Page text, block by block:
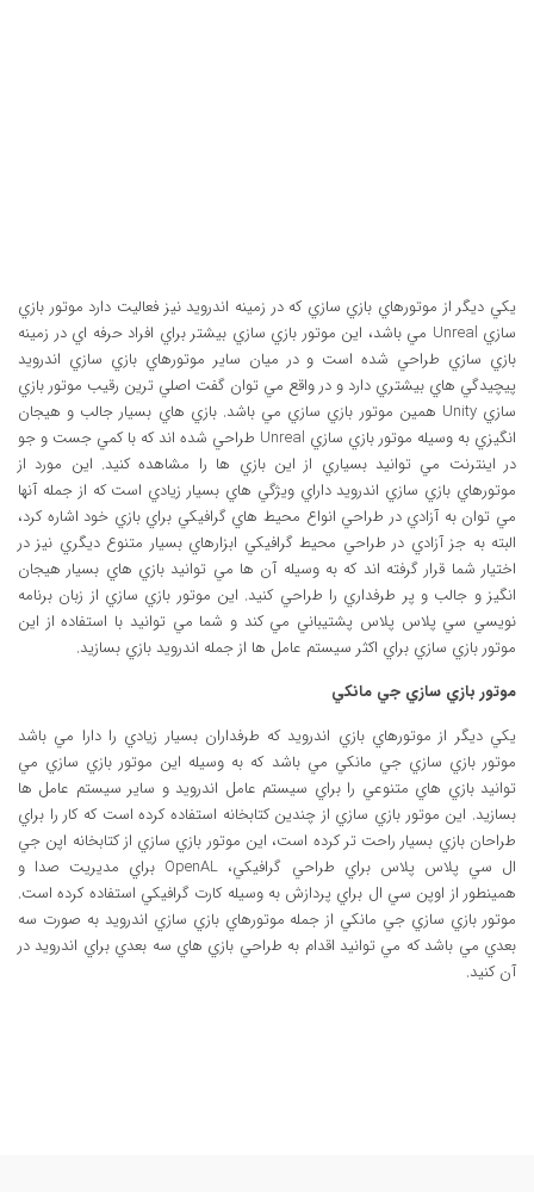
يکي ديگر از موتورهاي بازي سازي که در زمينه اندرويد نيز فعاليت دارد موتور بازي
سازي Unreal مي باشد، اين موتور بازي سازي بيشتر براي افراد حرفه اي در زمينه
بازي سازي طراحي شده است و در ميان ساير موتورهاي بازي سازي اندرويد
پيچيدگي هاي بيشتري دارد و در واقع مي توان گفت اصلي ترين رقيب موتور بازي
سازي Unity همين موتور بازي سازي مي باشد. بازي هاي بسيار جالب و هيجان
انگيزي به وسيله موتور بازي سازي Unreal طراحي شده اند که با کمي جست و جو
در اينترنت مي توانيد بسياري از اين بازي ها را مشاهده کنيد. اين مورد از
موتورهاي بازي سازي اندرويد داراي ويژگي هاي بسيار زيادي است که از جمله آنها
مي توان به آزادي در طراحي انواع محيط هاي گرافيکي براي بازي خود اشاره کرد،
البته به جز آزادي در طراحي محيط گرافيکي ابزارهاي بسيار متنوع ديگري نيز در
اختيار شما قرار گرفته اند که به وسيله آن ها مي توانيد بازي هاي بسيار هيجان
انگيز و جالب و پر طرفداري را طراحي کنيد. اين موتور بازي سازي از زبان برنامه
نويسي سي پلاس پلاس پشتيباني مي کند و شما مي توانيد با استفاده از اين
موتور بازي سازي براي اکثر سيستم عامل ها از جمله اندرويد بازي بسازيد.
موتور بازي سازي جي مانکي
يکي ديگر از موتورهاي بازي اندرويد که طرفداران بسيار زيادي را دارا مي باشد
موتور بازي سازي جي مانکي مي باشد که به وسيله اين موتور بازي سازي مي
توانيد بازي هاي متنوعي را براي سيستم عامل اندرويد و ساير سيستم عامل ها
بسازيد. اين موتور بازي سازي از چندين کتابخانه استفاده کرده است که کار را براي
طراحان بازي بسيار راحت تر کرده است، اين موتور بازي سازي از کتابخانه اپن جي
ال سي پلاس پلاس براي طراحي گرافيکي، OpenAL براي مديريت صدا و
همينطور از اوپن سي ال براي پردازش به وسيله کارت گرافيکي استفاده کرده است.
موتور بازي سازي جي مانکي از جمله موتورهاي بازي سازي اندرويد به صورت سه
بعدي مي باشد که مي توانيد اقدام به طراحي بازي هاي سه بعدي براي اندرويد در
آن کنيد.